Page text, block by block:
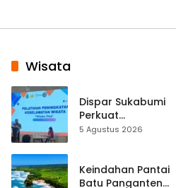
Wisata
Dispar Sukabumi
Perkuat
Keselamatan
Mitigasi hingga
Teknik Evakuasi
5 Agustus 2026
Keindahan Pantai
Batu Panganten